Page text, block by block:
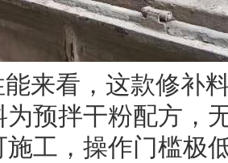
能来看，这款修补
为预拌干粉配方，
施工，操作门槛极